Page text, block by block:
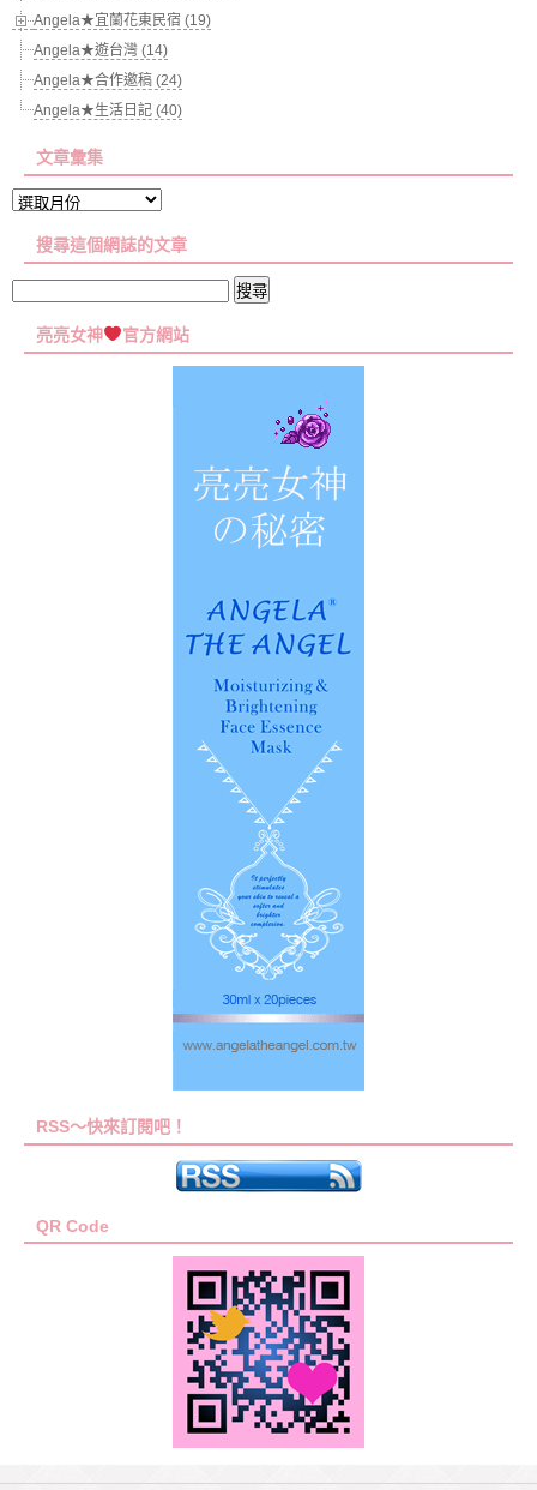
Angela★宜蘭花東民宿 (19)
Angela★遊台灣 (14)
Angela★合作邀稿 (24)
Angela★生活日記 (40)
文章彙集
文
彙
搜尋這個網誌的文章
關
亮亮女神 官方網站
RSS～快來訂閱吧！
QR Code